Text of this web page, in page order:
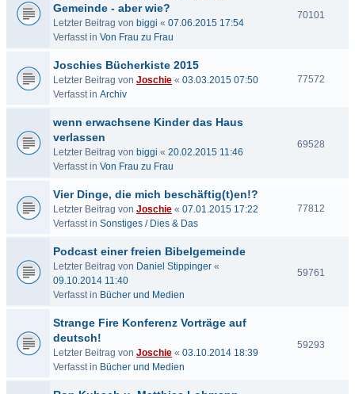
Gemeinde - aber wie?
Letzter Beitrag von biggi « 07.06.2015 17:54
Verfasst in Von Frau zu Frau
70101
Joschies Bücherkiste 2015
Letzter Beitrag von Joschie « 03.03.2015 07:50
Verfasst in Archiv
77572
wenn erwachsene Kinder das Haus
verlassen
Letzter Beitrag von biggi « 20.02.2015 11:46
Verfasst in Von Frau zu Frau
69528
Vier Dinge, die mich beschäftig(t)en!?
Letzter Beitrag von Joschie « 07.01.2015 17:22
Verfasst in Sonstiges / Dies & Das
77812
Podcast einer freien Bibelgemeinde
Letzter Beitrag von Daniel Stippinger «
09.10.2014 11:40
Verfasst in Bücher und Medien
59761
Strange Fire Konferenz Vorträge auf
deutsch!
Letzter Beitrag von Joschie « 03.10.2014 18:39
Verfasst in Bücher und Medien
59293